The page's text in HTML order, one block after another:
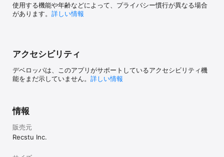
■その他
きます。
・仕事や学校で初めて会う人と話のきっかけになります。
・営業ツールとして活用すればあなたの商談を成功に導くかもしれ
ません。
・旅行に行った際にはその土地に根付いた珍しい名字のかたに出会
Family crest), search family name in Kanji and make family tree.
家族の歴史を記録できます。
・没年月日(命日)を入れておくことで、お盆やお彼岸などご先祖様
・再婚やいとこなどの結婚にも対応している唯一の家系図アプリで
家系図PDFへの生年月日出力有無が選択できるように
なりました。
プレミアム会員登録の動作を改善しました。
家系図の動作を改善しました。結婚の線が重ならない
よう表示方法を変更しました。
なりました。
中国語手書き入力が使用できるようになりました。
ランキングなどSNSで共有しやすくなりました。
家系図で人物移動や削除を取り消し、一つ前に戻すこ
とができるようになりました。
使用する機能や年齢などによって、プライバシー慣行が異なる場合
があります。 詳しい情報
アクセシビリティ
デベロッパは、このアプリがサポートしているアクセシビリティ機
能をまだ示していません。 詳しい情報
情報
販売元
Recstu Inc.